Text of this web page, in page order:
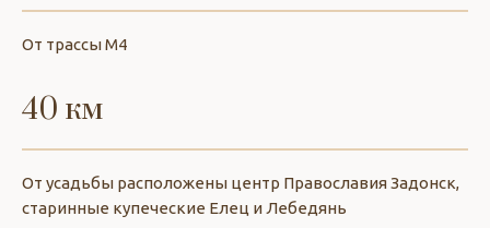
От трассы М4
40 км
От усадьбы расположены центр Православия Задонск,
старинные купеческие Елец и Лебедянь